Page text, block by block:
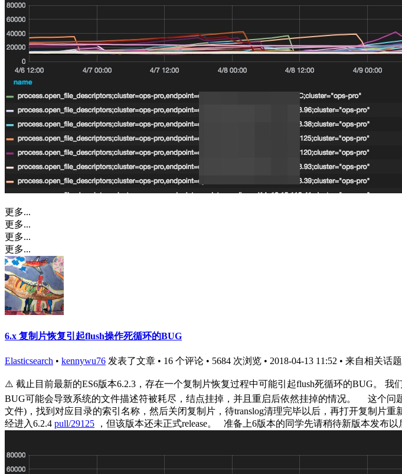
更多...
更多...
更多...
更多...
6.x 复制片恢复引起flush操作死循环的BUG
Elasticsearch • kennywu76 发表了文章 • 16 个评论 • 5684 次浏览 • 2018-04-13 11:52 • 来自相关话题
⚠️ 截止目前最新的ES6版本6.2.3，存在一个复制片恢复过程中可能引起flush死循环的BUG。
BUG可能会导致系统的文件描述符被耗尽，结点挂掉，并且重启后依然挂掉的情况。 这个问
文件)，找到对应目录的索引名称，然后关闭复制片，待translog清理完毕以后，再打开复制片
经进入6.2.4 pull/29125 ，但该版本还未正式release。 准备上6版本的同学先请稍待新版本发布